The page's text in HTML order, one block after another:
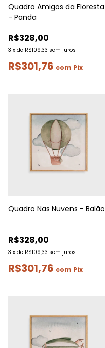
Quadro Amigos da Floresta
- Panda
R$328,00
3 x de R$109,33 sem juros
R$301,76 com Pix
Quadro Nas Nuvens - Balão
R$328,00
3 x de R$109,33 sem juros
R$301,76 com Pix